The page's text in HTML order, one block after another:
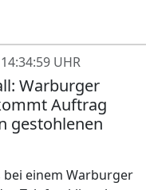
UHR
Warburger
Auftrag
gestohlenen
bei einem Warburger